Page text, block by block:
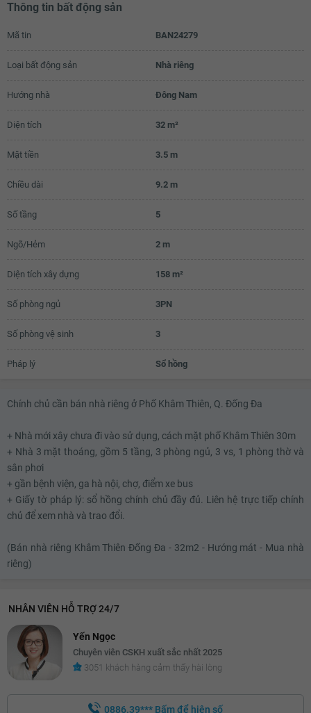
3.23 tỷ
3.25 tỷ
3.33 tỷ
3.35 tỷ
3.37 tỷ
Thông tin bất động sản
Mã tin BAN24279
Loại bất động sản Nhà riêng
Hướng nhà Đông Nam
Diện tích 32 m²
Mặt tiền 3.5 m
Chiều dài 9.2 m
Số tầng 5
Ngõ/Hẻm 2 m
Diện tích xây dựng 158 m²
Số phòng ngủ 3PN
Số phòng vệ sinh 3
Pháp lý Sổ hồng
Chính chủ cần bán nhà riêng ở Phố Khâm Thiên, Q. Đống Đa
+ Nhà mới xây chưa đi vào sử dụng, cách mặt phố Khâm Thiên 30m
+ Nhà 3 mặt thoáng, gồm 5 tầng, 3 phòng ngủ, 3 vs, 1 phòng thờ và
sân phơi
+ gần bệnh viện, ga hà nội, chợ, điểm xe bus
+ Giấy tờ pháp lý: sổ hồng chính chủ đầy đủ. Liên hệ trực tiếp chính
chủ để xem nhà và trao đổi.
(Bán nhà riêng Khâm Thiên Đống Đa - 32m2 - Hướng mát - Mua nhà
riêng)
NHÂN VIÊN HỖ TRỢ 24/7
Yến Ngọc
Chuyên viên CSKH xuất sắc nhất 2025
3051 khách hàng cảm thấy hài lòng
0886.39*** Bấm để hiện số